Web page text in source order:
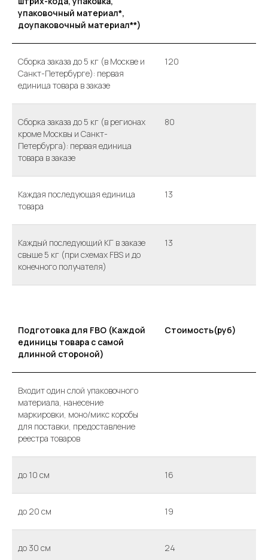
упаковочный материал*,
доупаковочный материал**)
Сборка заказа до 5 кг (в Москве и
Санкт-Петербурге): первая
единица товара в заказе
120
Сборка заказа до 5 кг (в регионах
кроме Москвы и Санкт-
Петербурга): первая единица
товара в заказе
80
Каждая последующая единица
товара
13
Каждый последующий КГ в заказе
свыше 5 кг (при схемах FBS и до
конечного получателя)
13
Подготовка для FBO (Каждой
единицы товара с самой
длинной стороной)
Стоимость(руб)
Входит один слой упаковочного
материала, нанесение
маркировки, моно/микс коробы
для поставки, предоставление
реестра товаров
до 10 см 16
до 20 см 19
до 30 см 24